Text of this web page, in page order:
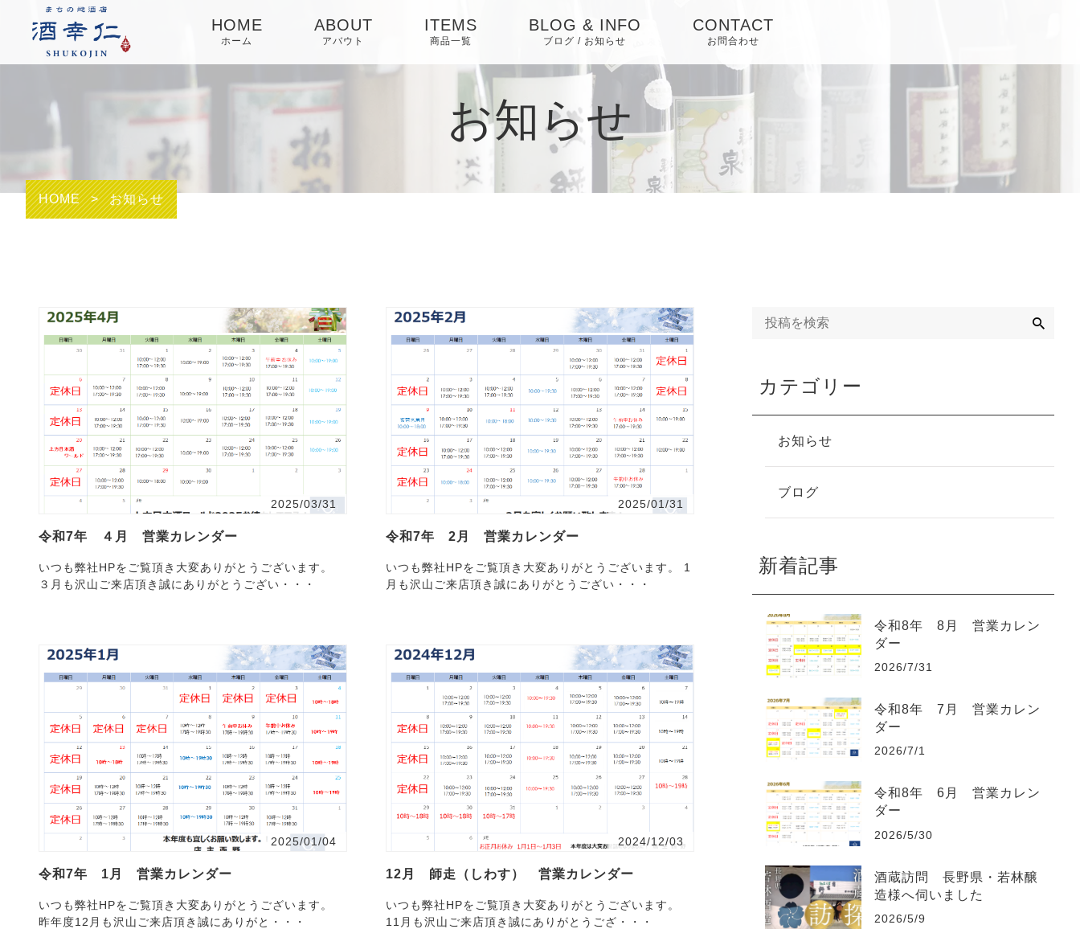
HOME
ホーム
ABOUT
アバウト
ITEMS
商品一覧
焼酎
梅酒・リキュール・
その他
BLOG & INFO
ブログ / お知らせ
ブログ
ピックアップ
CONTACT
お問合わせ
お知らせ
HOME > お知らせ
2025/03/31
令和7年 ４月 営業カレンダー
いつも弊社HPをご覧頂き大変ありがとうございます。
３月も沢山ご来店頂き誠にありがとうござい・・・
2025/01/31
令和7年 2月 営業カレンダー
いつも弊社HPをご覧頂き大変ありがとうございます。 1
月も沢山ご来店頂き誠にありがとうござい・・・
2025/01/04
令和7年 1月 営業カレンダー
いつも弊社HPをご覧頂き大変ありがとうございます。
昨年度12月も沢山ご来店頂き誠にありがと・・・
2024/12/03
12月 師走（しわす） 営業カレンダー
いつも弊社HPをご覧頂き大変ありがとうございます。
11月も沢山ご来店頂き誠にありがとうござ・・・
カテゴリー
お知らせ
ブログ
新着記事
令和8年 8月 営業カレン
ダー
2026/7/31
令和8年 7月 営業カレン
ダー
2026/7/1
令和8年 6月 営業カレン
ダー
2026/5/30
酒蔵訪問 長野県・若林醸
造様へ伺いました
2026/5/9